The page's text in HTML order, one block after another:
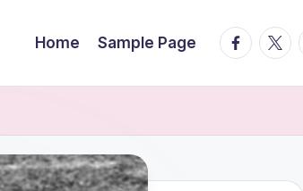
Home Sample Page